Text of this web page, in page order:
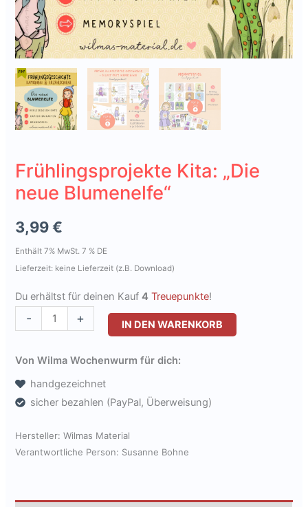
Frühlingsprojekte Kita: „Die
neue Blumenelfe“
3,99€
Enthält 7% MwSt. 7 % DE
Lieferzeit: keine Lieferzeit (z.B. Download)
Du erhältst für deinen Kauf4 Treuepunkte!
-
Frühlingsprojekte
Kita:
Blumenelfe"
[Digital]
+ IN DEN WARENKORB
Von Wilma Wochenwurm für dich:
handgezeichnet
sicher bezahlen (PayPal, Überweisung)
Hersteller:Wilmas Material
Verantwortliche Person: Susanne Bohne